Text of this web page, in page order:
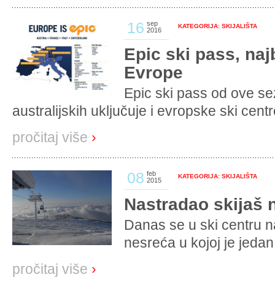
16 sep
2016
KATEGORIJA: SKIJALIŠTA
Epic ski pass,
Evrope
Epic ski pass od ove
australijskih uključuje i evropske ski
pročitaj više ›
08 feb
2015
KATEGORIJA: SKIJALIŠTA
Nastradao skijaš
Danas se u ski centru
nesreća u kojoj je
pročitaj više ›